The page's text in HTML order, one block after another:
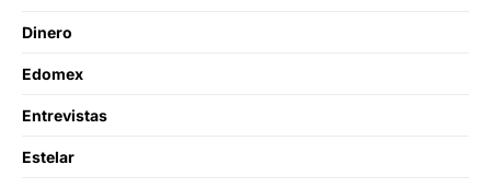
Dinero
Edomex
Entrevistas
Estelar